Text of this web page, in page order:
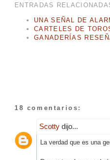
ENTRADAS
UNA SEÑAL DE
CARTELES DE
GANADERÍAS
18 comentarios:
Scotty dijo...
La verdad que es una